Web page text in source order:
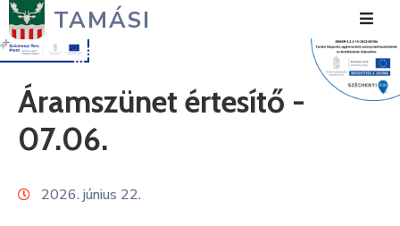
TAMÁSI
Hírek
Polgármesteri
Áramszünet értesítő -
07.06.
2026. június 22.